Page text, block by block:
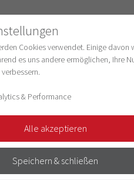
& Entwicklung
Cookies verwendet. Einige davon
es uns andere ermöglichen, Ihre
& Performance
Alle akzeptieren
Speichern & schließen